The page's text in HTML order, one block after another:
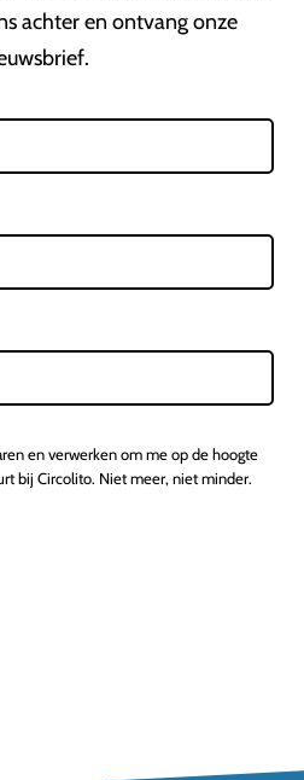
achter en ontvang onze
en verwerken om me op de hoogte
bij Circolito. Niet meer, niet minder.